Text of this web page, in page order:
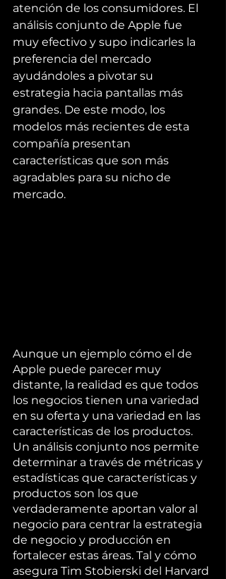
atención de los consumidores. El
análisis conjunto de Apple fue
muy efectivo y supo indicarles la
preferencia del mercado
ayudándoles a pivotar su
estrategia hacia pantallas más
grandes. De este modo, los
modelos más recientes de esta
compañía presentan
características que son más
agradables para su nicho de
mercado.
Aunque un ejemplo cómo el de
Apple puede parecer muy
distante, la realidad es que todos
los negocios tienen una variedad
en su oferta y una variedad en las
características de los productos.
Un análisis conjunto nos permite
determinar a través de métricas y
estadísticas que características y
productos son los que
verdaderamente aportan valor al
negocio para centrar la estrategia
de negocio y producción en
fortalecer estas áreas. Tal y cómo
asegura Tim Stobierski del Harvard